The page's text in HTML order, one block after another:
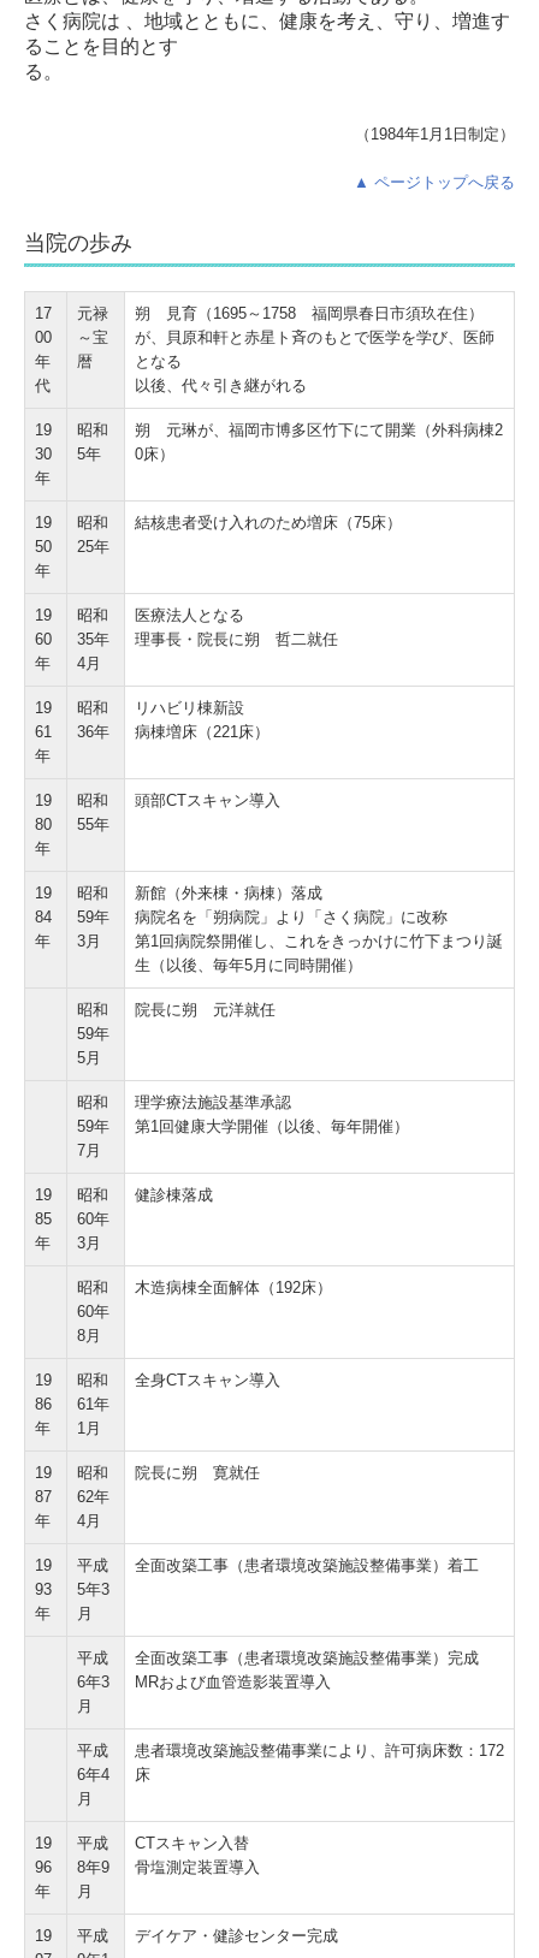
さく病院は 、地域とともに、健康を考え、守り、増進す
ることを目的とす
る。
（1984年1月1日制定）
▲ ページトップへ戻る
当院の歩み
17
00
年
代
元禄
～宝
暦
朔 見育（1695～1758 福岡県春日市須玖在住）
が、貝原和軒と赤星ト斉のもとで医学を学び、医師
となる
以後、代々引き継がれる
19
30
年
昭和
5年
朔 元琳が、福岡市博多区竹下にて開業（外科病棟2
0床）
19
50
年
昭和
25年
結核患者受け入れのため増床（75床）
19
60
年
昭和
35年
4月
医療法人となる
理事長・院長に朔 哲二就任
19
61
年
昭和
36年
リハビリ棟新設
病棟増床（221床）
19
80
年
昭和
55年
頭部CTスキャン導入
19
84
年
昭和
59年
3月
新館（外来棟・病棟）落成
病院名を「朔病院」より「さく病院」に改称
第1回病院祭開催し、これをきっかけに竹下まつり誕
生（以後、毎年5月に同時開催）
昭和
59年
5月
院長に朔 元洋就任
昭和
59年
7月
理学療法施設基準承認
第1回健康大学開催（以後、毎年開催）
19
85
年
昭和
60年
3月
健診棟落成
昭和
60年
8月
木造病棟全面解体（192床）
19
86
年
昭和
61年
1月
全身CTスキャン導入
19
87
年
昭和
62年
4月
院長に朔 寛就任
19
93
年
平成
5年3
月
全面改築工事（患者環境改築施設整備事業）着工
平成
6年3
月
全面改築工事（患者環境改築施設整備事業）完成
MRおよび血管造影装置導入
平成
6年4
月
患者環境改築施設整備事業により、許可病床数：172
床
19
96
年
平成
8年9
月
CTスキャン入替
骨塩測定装置導入
19
平成
デイケア・健診センター完成